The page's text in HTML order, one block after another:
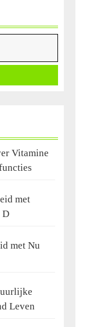
Vitamine
met
D
met Nu
Leven